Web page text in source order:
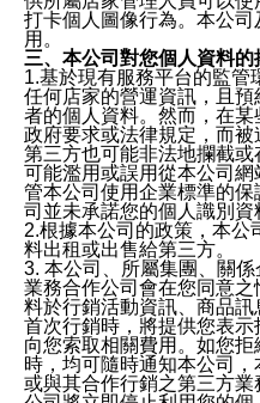
打卡個人圖像行為。本公
用。
三、本公司對您個人資料的
1.基於現有服務平台的監管
任何店家的營運資訊，且
者的個人資料。然而，在
政府要求或法律規定，而被
第三方也可能非法地攔截
可能濫用或誤用從本公司
管本公司使用企業標準的
司並未承諾您的個人識別資
2.根據本公司的政策，本公
料出租或出售給第三方。
3. 本公司、所屬集團、關
業務合作公司會在您同意
料於行銷活動資訊、商品
首次行銷時，將提供您表
向您索取相關費用。如您
時，均可隨時通知本公司
或與其合作行銷之第三方